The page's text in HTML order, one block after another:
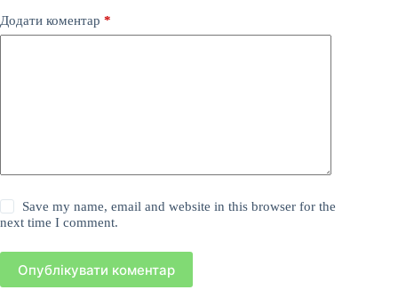
Додати коментар *
Save my name, email and website in this browser for the
next time I comment.
Опублікувати коментар